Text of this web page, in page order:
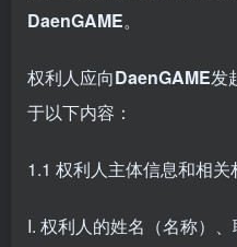
DaenGAME。
权利人应向DaenGAME发
于以下内容：
1.1 权利人主体信息和相关
I. 权利人的姓名（名称）